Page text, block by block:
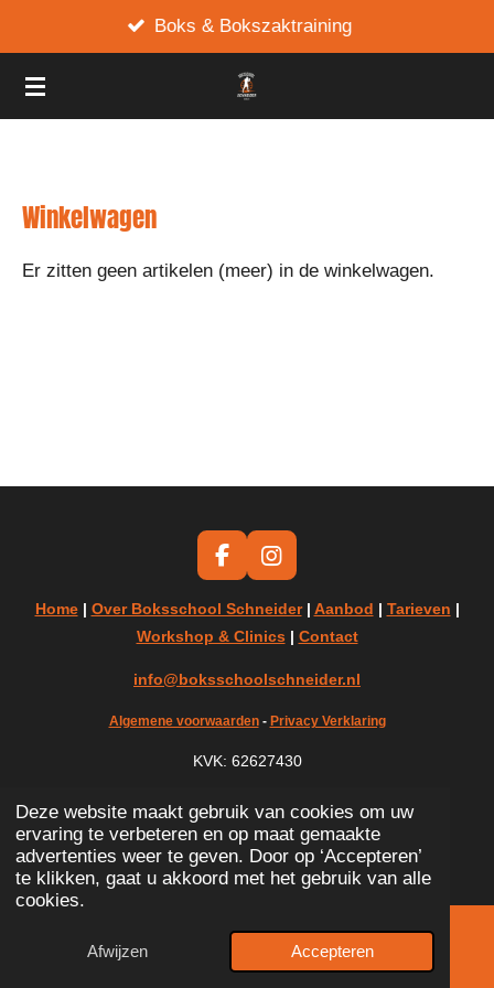
Deze website maakt gebruik van cookies om uw
ervaring te verbeteren en op maat gemaakte
advertenties weer te geven. Door op ‘Accepteren’
te klikken, gaat u akkoord met het gebruik van alle
cookies.
Afwijzen Accepteren
direct
naar
de
Boks & Bokszaktraining
Winkelwagen
Er zitten geen artikelen (meer) in de winkelwagen.
F
a
c
e
o
k
I
n
s
t
g
a
Home| Over Boksschool Schneider| Aanbod | Tarieven |
Workshop & Clinics | Contact
info@boksschoolschneider.nl
Algemene voorwaarden- Privacy Verklaring
KVK: 62627430
© 2025 Boksschool Schneider
E-mailadres Telefoonnummer